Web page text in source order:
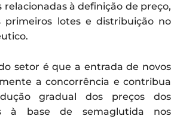
relacionadas à definição de preço,
primeiros lotes e distribuição no
setor é que a entrada de novos
a concorrência e contribua
gradual dos preços dos
à base de semaglutida nos